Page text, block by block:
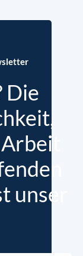
Die
unser